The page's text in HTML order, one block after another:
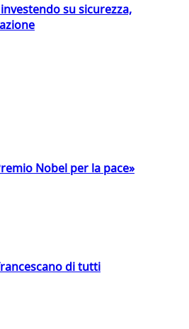
su sicurezza,
Nobel per la pace»
di tutti